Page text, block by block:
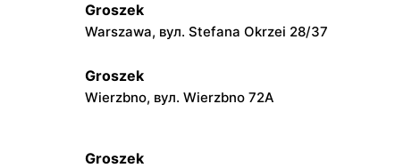
Groszek
Warszawa, вул. Stefana Okrzei 28/37
Groszek
Wierzbno, вул. Wierzbno 72A
Groszek